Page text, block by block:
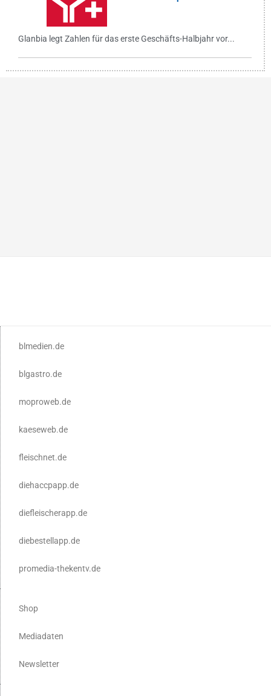
Glanbia legt Zahlen für das erste Geschäfts-Halbjahr vor...
blmedien.de
blgastro.de
moproweb.de
kaeseweb.de
fleischnet.de
diehaccpapp.de
diefleischerapp.de
diebestellapp.de
promedia-thekentv.de
Shop
Mediadaten
Newsletter